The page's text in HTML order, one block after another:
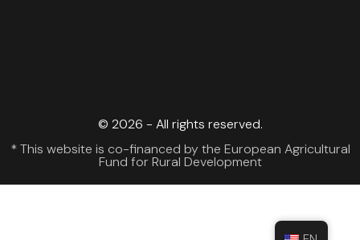
© 2026 - All rights reserved.
* This website is co-financed by the European Agricultural
Fund for Rural Development